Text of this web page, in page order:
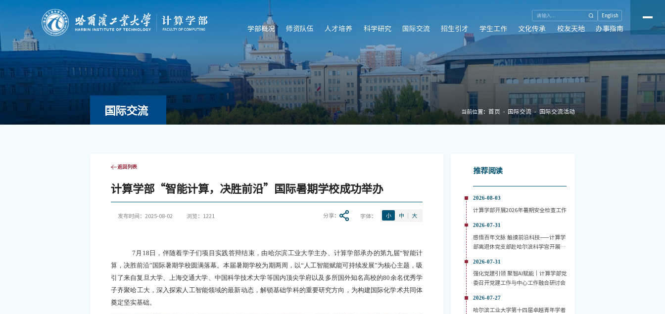
English
学部概况 师资队伍 人才培养 科学研究 国际交流 招生引才 学生工作 文化传承 校友天地 办事指南
国际交流 当前位置： 首页 国际交流 国际交流活动
返回列表
计算学部“智能计算，决胜前沿”国际暑期学校成功举办
发布时间：2025-08-02 浏览： 1221 分享： 字体： 小 中 大
7月18日， 伴随着学子们项目实践答辩结束， 由哈尔滨工业大学主办、 计算学部承办的第九届“智能计
算，决胜前沿” 国际暑期学校 圆满落幕。本届暑期学校为期两周， 以“ 人工智能赋能可持续发展”为核心主题，吸
引了来自复旦大学、上海交通大学、 中 国科学技术大学等国内顶尖学府以及多所国外知名高校的80余名优秀学
子齐聚哈工大， 深入探索人工智能领域的最新动态， 解锁基础学科的重要研究方向 ， 为构建国际化学术共同体
奠定坚实基础。
推荐阅读
2026-08-03
计算学部开展2026年暑期安全检查工作
2026-07-31
感悟百年文脉 触摸前沿科技——计算学
部离退休党支部赴哈尔滨科学宫开展主
2026-07-31
强化党建引领 聚智AI赋能｜计算学部党
委召开党建工作与中心工作融合研讨会
2026-07-27
哈尔滨工业大学第十四届卓越青年学者